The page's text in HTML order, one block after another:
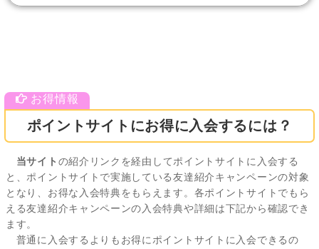
ポイントサイトにお得に入会するには？
当サイト の紹介リンクを経由してポイントサイトに入会する
と、ポイントサイトで実施している友達紹介キャンペーンの対象
となり、お得な入会特典をもらえます。各ポイントサイトでもら
える友達紹介キャンペーンの入会特典や詳細は下記から確認でき
ます。
普通に入会するよりもお得にポイントサイトに入会できるの